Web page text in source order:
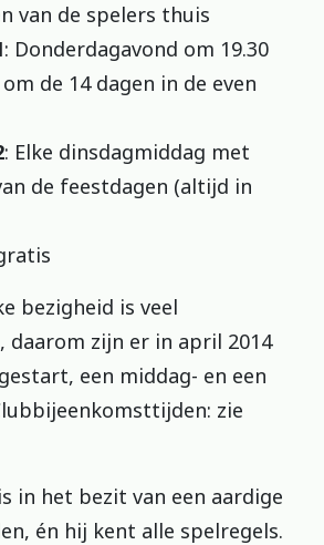
van de spelers thuis
: Donderdagavond om 19.30
de 14 dagen in de even
: Elke dinsdagmiddag met
de feestdagen (altijd in
bezigheid is veel
daarom zijn er in april 2014
een middag- en een
zie
in het bezit van een aardige
én hij kent alle spelregels.